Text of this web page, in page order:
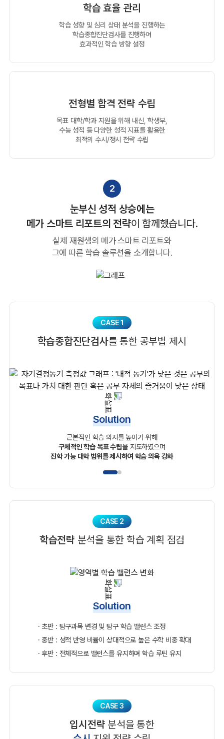
학습 효율 관리
학습 성향 및 심리 상태 분석을 진행하는
학습종합진단검사를 진행하여
효과적인 학습 방향 설정
전형별 합격 전략 수립
목표 대학/학과 지원을 위해 내신, 학생부,
수능 성적 등 다양한 성적 지표를 활용한
최적의 수시/정시 전략 수립
2
눈부신 성적 상승에는
메가 스마트 리포트의 전략이 함께했습니다.
실제 재원생의 메가 스마트 리포트와
그에 따른 학습 솔루션을 소개합니다.
CASE 1
학습종합진단검사를 통한 공부법 제시
Solution
근본적인 학습 의지를 높이기 위해
구체적인 학습 목표 수립을 지도하였으며
진학 가능 대학 범위를 제시하여 학습 의욕 강화
CASE 2
학습전략 분석을 통한 학습 계획 점검
Solution
· 초반 : 탐구과목 변경 및 탐구 학습 밸런스 조정
· 중반 : 성적 반영 비율이 상대적으로 높은 수학 비중 확대
· 후반 : 전체적으로 밸런스를 유지하며 학습 루틴 유지
CASE 3
입시전략 분석을 통한